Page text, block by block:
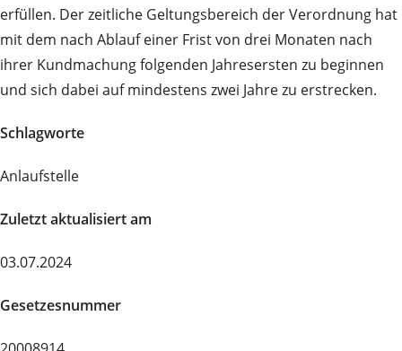
erfüllen. Der zeitliche Geltungsbereich der Verordnung hat
mit dem nach Ablauf einer Frist von drei Monaten nach
ihrer Kundmachung folgenden Jahresersten zu beginnen
und sich dabei auf mindestens zwei Jahre zu erstrecken.
Schlagworte
Anlaufstelle
Zuletzt aktualisiert am
03.07.2024
Gesetzesnummer